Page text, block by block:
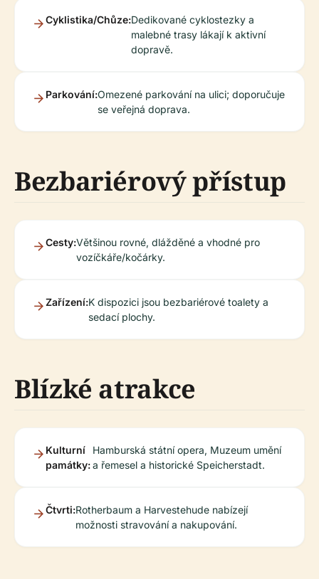
Cyklistika/Chůze:Dedikované cyklostezky a
malebné trasy lákají k aktivní
dopravě.
Parkování:Omezené parkování na ulici; doporučuje
se veřejná doprava.
Bezbariérový přístup
Cesty:Většinou rovné, dlážděné a vhodné pro
vozíčkáře/kočárky.
Zařízení:K dispozici jsou bezbariérové toalety a
sedací plochy.
Blízké atrakce
Kulturní
památky:
Hamburská státní opera, Muzeum umění
a řemesel a historické Speicherstadt.
Čtvrti:Rotherbaum a Harvestehude nabízejí
možnosti stravování a nakupování.